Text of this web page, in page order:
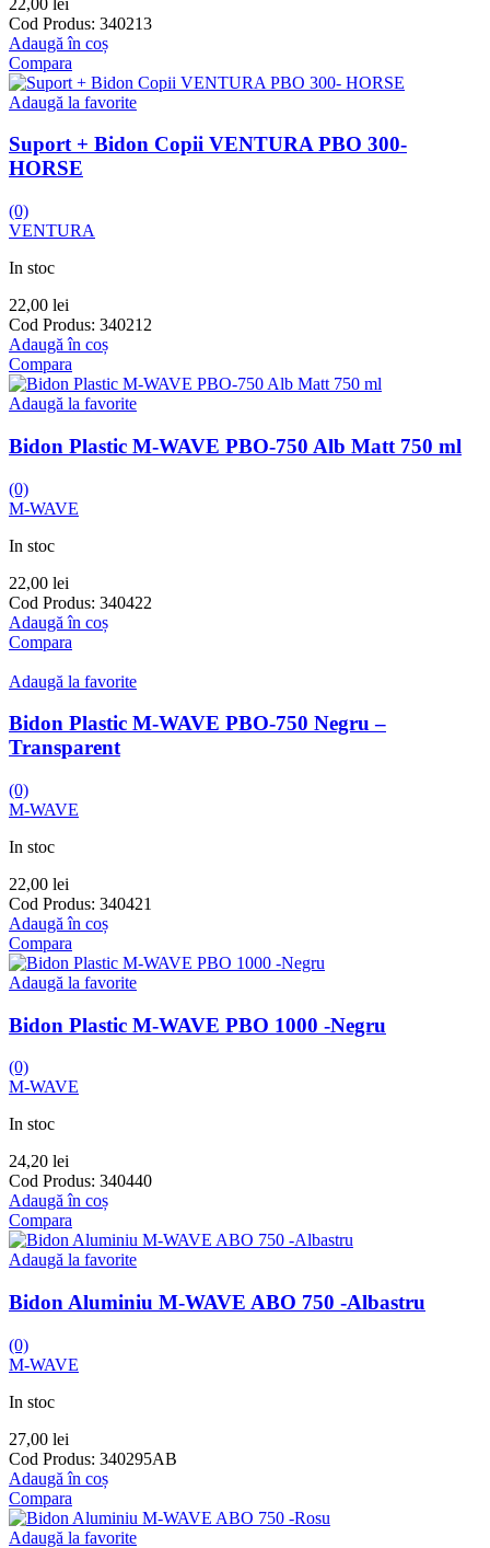
Cod Produs: 340213
Adaugă în coș
Compara
Adaugă la favorite
Suport + Bidon Copii VENTURA PBO 300-
HORSE
(0)
VENTURA
In stoc
22,00 lei
Cod Produs: 340212
Adaugă în coș
Compara
Adaugă la favorite
Bidon Plastic M-WAVE PBO-750 Alb Matt 750 ml
(0)
M-WAVE
In stoc
22,00 lei
Cod Produs: 340422
Adaugă în coș
Compara
Adaugă la favorite
Bidon Plastic M-WAVE PBO-750 Negru –
Transparent
(0)
M-WAVE
In stoc
22,00 lei
Cod Produs: 340421
Adaugă în coș
Compara
Adaugă la favorite
Bidon Plastic M-WAVE PBO 1000 -Negru
(0)
M-WAVE
In stoc
24,20 lei
Cod Produs: 340440
Adaugă în coș
Compara
Adaugă la favorite
Bidon Aluminiu M-WAVE ABO 750 -Albastru
(0)
M-WAVE
In stoc
27,00 lei
Cod Produs: 340295AB
Adaugă în coș
Compara
Adaugă la favorite